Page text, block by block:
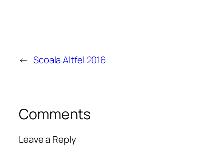
← Scoala Altfel 2016
Comments
Leave a Reply